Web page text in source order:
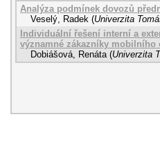
Analýza podmínek dovozů
Veselý, Radek (Univerzita
Individuální řešení interní a
významné zákazníky mobilního
Dobiášová, Renáta (Univerzita